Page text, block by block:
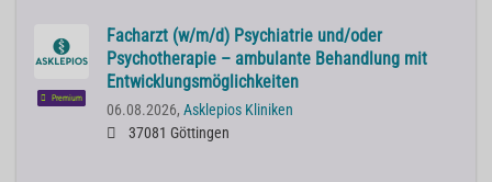
Premium
Facharzt (w/m/d) Psychiatrie und/oder
Psychotherapie – ambulante Behandlung mit
Entwicklungsmöglichkeiten
06.08.2026, Asklepios Kliniken
37081 Göttingen